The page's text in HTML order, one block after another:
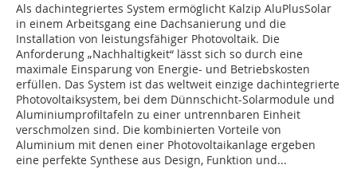
Als dachintegriertes System ermöglicht Kalzip AluPlusSolar
in einem Arbeitsgang eine Dachsanierung und die
Installation von leistungsfähiger Photovoltaik. Die
Anforderung „Nachhaltigkeit“ lässt sich so durch eine
maximale Einsparung von Energie- und Betriebskosten
erfüllen. Das System ist das weltweit einzige dachintegrierte
Photovoltaiksystem, bei dem Dünnschicht-Solarmodule und
Aluminiumprofiltafeln zu einer untrennbaren Einheit
verschmolzen sind. Die kombinierten Vorteile von
Aluminium mit denen einer Photovoltaikanlage ergeben
eine perfekte Synthese aus Design, Funktion und...